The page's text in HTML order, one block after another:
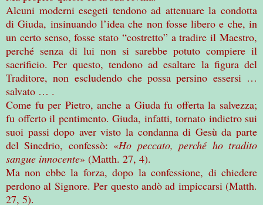
Alcuni moderni esegeti tendono ad attenuare la condotta
di Giuda, insinuando l’idea che non fosse libero e che, in
un certo senso, fosse stato “costretto” a tradire il Maestro,
perché senza di lui non si sarebbe potuto compiere il
sacrificio. Per questo, tendono ad esaltare la figura del
Traditore, non escludendo che possa persino essersi …
salvato … .
Come fu per Pietro, anche a Giuda fu offerta la salvezza;
fu offerto il pentimento. Giuda, infatti, tornato indietro sui
suoi passi dopo aver visto la condanna di Gesù da parte
del Sinedrio, confessò: «Ho peccato, perché ho tradito
sangue innocente» (Matth. 27, 4).
Ma non ebbe la forza, dopo la confessione, di chiedere
perdono al Signore. Per questo andò ad impiccarsi (Matth.
27, 5).